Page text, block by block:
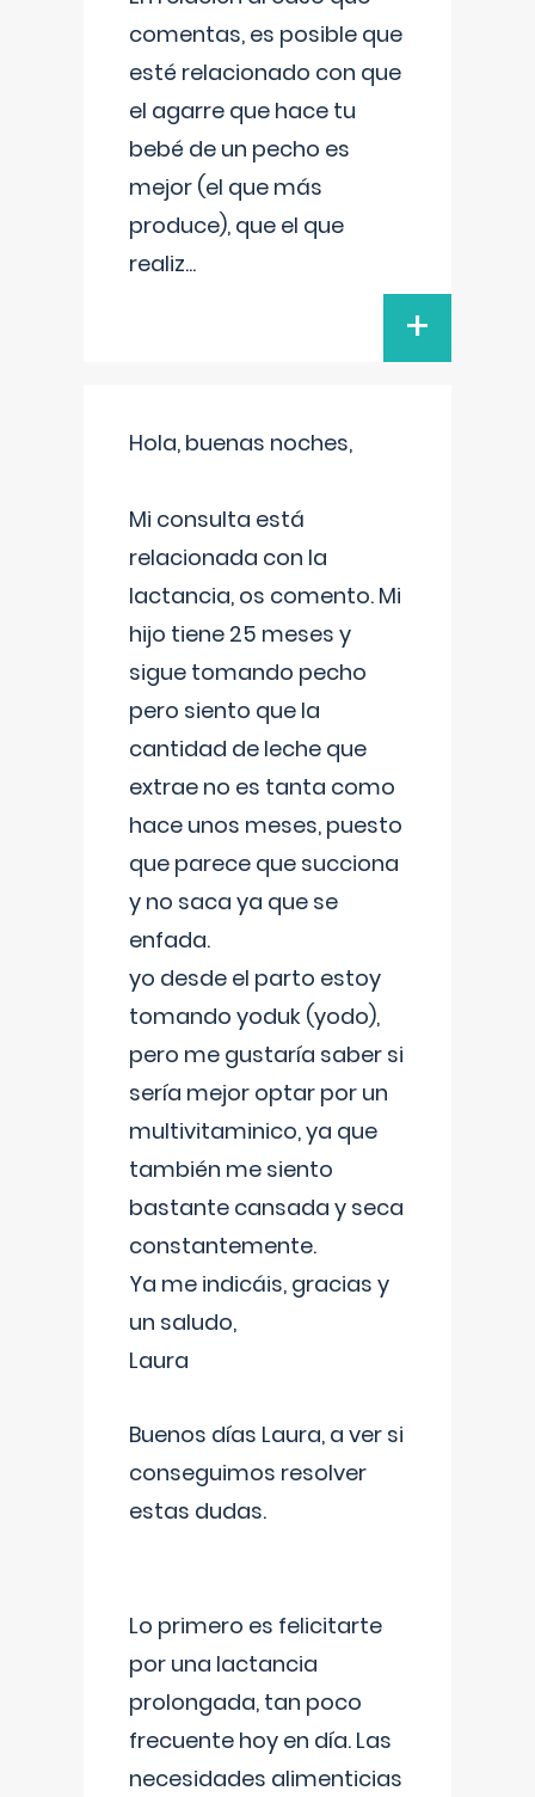
comentas, es posible que
esté relacionado con que
el agarre que hace tu
bebé de un pecho es
mejor (el que más
produce), que el que
realiz...
+
Hola, buenas noches,
Mi consulta está
relacionada con la
lactancia, os comento. Mi
hijo tiene 25 meses y
sigue tomando pecho
pero siento que la
cantidad de leche que
extrae no es tanta como
hace unos meses, puesto
que parece que succiona
y no saca ya que se
enfada.
yo desde el parto estoy
tomando yoduk (yodo),
pero me gustaría saber si
sería mejor optar por un
multivitaminico, ya que
también me siento
bastante cansada y seca
constantemente.
Ya me indicáis, gracias y
un saludo,
Laura
Buenos días Laura, a ver si
conseguimos resolver
estas dudas.
Lo primero es felicitarte
por una lactancia
prolongada, tan poco
frecuente hoy en día. Las
necesidades alimenticias